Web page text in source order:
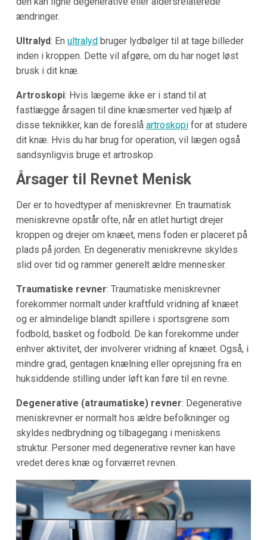
ændringer.
Ultralyd: En ultralyd bruger lydbølger til at tage billeder
inden i kroppen. Dette vil afgøre, om du har noget løst
brusk i dit knæ.
Artroskopi: Hvis lægerne ikke er i stand til at
fastlægge årsagen til dine knæsmerter ved hjælp af
disse teknikker, kan de foreslå artroskopifor at studere
dit knæ. Hvis du har brug for operation, vil lægen også
sandsynligvis bruge et artroskop.
Årsager til Revnet Menisk
Der er to hovedtyper af meniskrevner. En traumatisk
meniskrevne opstår ofte, når en atlet hurtigt drejer
kroppen og drejer om knæet, mens foden er placeret på
plads på jorden. En degenerativ meniskrevne skyldes
slid over tid og rammer generelt ældre mennesker.
Traumatiske revner: Traumatiske meniskrevner
forekommer normalt under kraftfuld vridning af knæet
og er almindelige blandt spillere i sportsgrene som
fodbold, basket og fodbold. De kan forekomme under
enhver aktivitet, der involverer vridning af knæet. Også, i
mindre grad, gentagen knælning eller oprejsning fra en
huksiddende stilling under løft kan føre til en revne.
Degenerative (atraumatiske) revner: Degenerative
meniskrevner er normalt hos ældre befolkninger og
skyldes nedbrydning og tilbagegang i meniskens
struktur. Personer med degenerative revner kan have
vredet deres knæ og forværret revnen.